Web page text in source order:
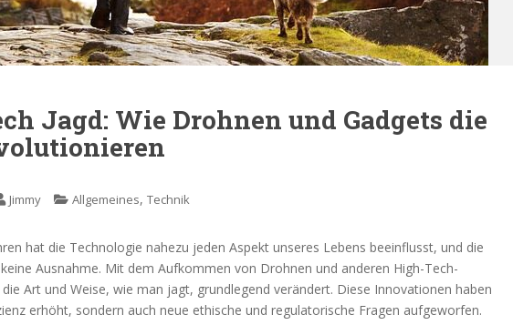
Jagd: Wie Drohnen und Gadgets die
Jimmy Allgemeines, Technik
hat die Technologie nahezu jeden Aspekt unseres Lebens beeinflusst, und die
Ausnahme. Mit dem Aufkommen von Drohnen und anderen High-Tech-
Art und Weise, wie man jagt, grundlegend verändert. Diese Innovationen haben
erhöht, sondern auch neue ethische und regulatorische Fragen aufgeworfen.